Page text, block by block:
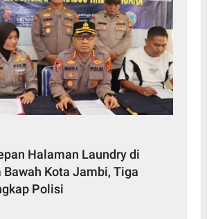
Halaman Laundry di
Bawah Kota Jambi, Tiga
Polisi